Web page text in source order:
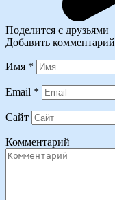
Поделится с друзьями
Добавить комментарий
Имя *
Email *
Сайт
Комментарий